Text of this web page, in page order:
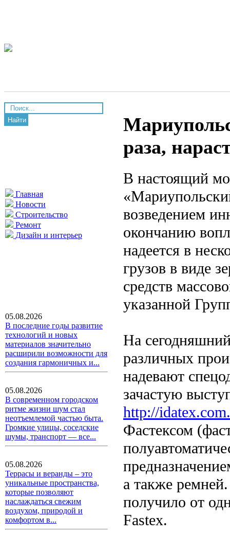
Найти
Главная
Новости
Строительство
Ремонт
Дизайн и интерьер
05.08.2026
В последние годы развитие
технологий и новых
материалов значительно
расширили возможности для
создания гармоничных и...
05.08.2026
В современном городском
ритме жизни шум стал
неотъемлемой частью быта.
Громкие улицы, соседские
шумы, транспорт — все...
05.08.2026
Террасы и веранды – это
уникальные пространства,
которые позволяют
наслаждаться свежим
воздухом, природой и
комфортом в...
раза,
В настоящий
возведением
окончанию
надеется в
грузов в виде
средств
указанной
На
различных
надевают
зачастую
http://
Фастексом
а также
получило от
Fastex.